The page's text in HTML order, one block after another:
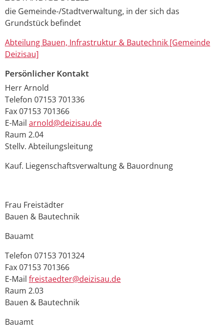
die Gemeinde-/Stadtverwaltung, in der sich das
Grundstück befindet
Abteilung Bauen, Infrastruktur & Bautechnik [Gemeinde
Deizisau]
Persönlicher Kontakt
HerrArnold
Telefon 07153 701336
Fax07153 701366
E-Mail arnold@deizisau.de
Raum 2.04
Stellv. Abteilungsleitung
Kauf. Liegenschaftsverwaltung & Bauordnung
Frau Freistädter
Bauen & Bautechnik
Bauamt
Telefon 07153 701324
Fax07153 701366
E-Mail freistaedter@deizisau.de
Raum 2.03
Bauen & Bautechnik
Bauamt